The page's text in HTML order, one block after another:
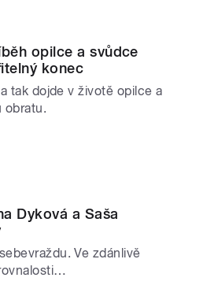
opilce a svůdce
konec
tak dojde v životě opilce a
obratu.
Dyková a Saša
Ve zdánlivě